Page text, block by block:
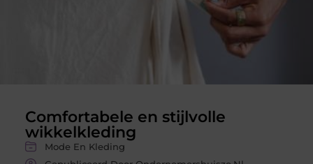
Comfortabele en stijlvolle
wikkelkleding
Mode En Kleding